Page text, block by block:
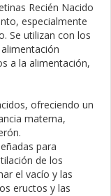
Recién Nacido
especialmente
Se utilizan con los
a la alimentación,
ofreciendo un
materna,
para
de los
el vacío y las
eructos y las